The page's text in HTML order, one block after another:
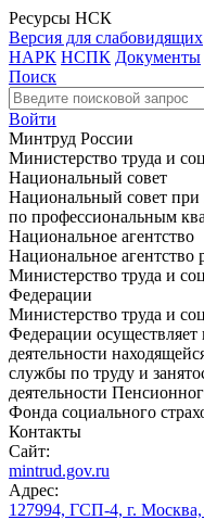
Ресурсы НСК
Версия для слабовидящих
НАРК НСПК Документы
Поиск
Войти
Минтруд России
Министерство труда и
Национальный совет
Национальный совет
по профессиональным
Национальное агентство
Национальное агентство
Министерство труда и
Федерации
Министерство труда и
Федерации
деятельности
службы по труду и
деятельности
Фонда социального
Контакты
Сайт:
mintrud.gov.ru
Адрес:
127994, ГСП-4, г. Москва,